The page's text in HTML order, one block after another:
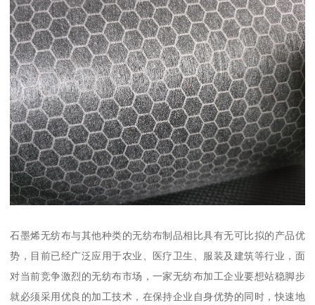
石墨烯无纺布与其他种类的无纺布制品相比具有无可比拟的产品优
势，目前已经广泛应用于农业、医疗卫生、服装及建筑等行业，面
对当前竞争激烈的无纺布市场，一家无纺布加工企业要想站稳脚步
就必须采用优良的加工技术，在保持企业自身优势的同时，快速地